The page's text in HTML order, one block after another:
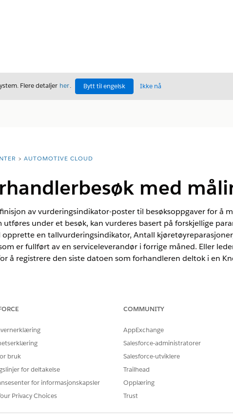
Flere detaljer her. Bytt til engelsk Ikke nå
AUTOMOTIVE CLOUD
med
av vurderingsindikator-poster til besøksoppgaver for å
utføres under et besøk, kan vurderes basert på forskjellige
opprette en tallvurderingsindikator, Antall
er fullført av en serviceleverandør i forrige måned. Eller
å registrere den siste datoen som forhandleren deltok i en
Tillatelsessettet
Opprette tilgang til
vurderingsindikatorer i Appstarter, og klikk deretter på
av indikatoren.
bruk
for deltakelse
for informasjonskapsler
Privacy Choices
COMMUNITY
AppExchange
Salesforce-administratorer
Salesforce-utviklere
Trailhead
Opplæring
Trust